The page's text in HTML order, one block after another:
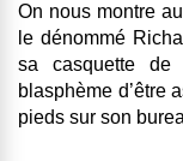
On nous montre
le dénommé
sa casquette de
blasphème d’être
pieds sur son